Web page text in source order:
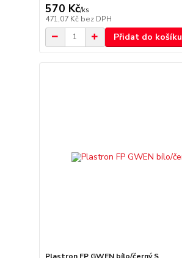
570 Kč/ks
471,07 Kč bez DPH
Přidat do košíku